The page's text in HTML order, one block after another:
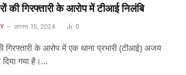
की गिरफ्तारी के आरोप में टीआई निलंबि
अगस्त 15, 2024 0
गिरफ्तारी के आरोप में एक थाना प्रभारी (टीआई) अजय
गया है।…